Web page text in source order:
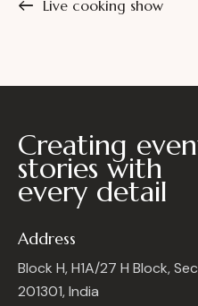
Live cooking show
Creating
stories with
every detail
Address
Block H, H1A/27 H Block,
201301, India